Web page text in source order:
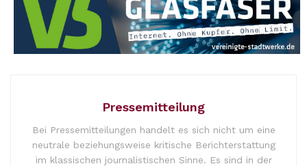
Pressemitteilung
Bei Pressemitteilungen handelt es sich nicht um eine
neutrale beziehungsweise kritische Berichterstattung
im klassischen journalistischen Sinne. Es sind in der